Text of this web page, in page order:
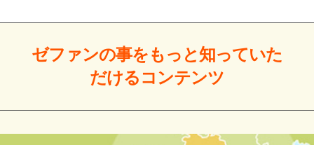
ゼファンの事をもっと知っていた
だけるコンテンツ